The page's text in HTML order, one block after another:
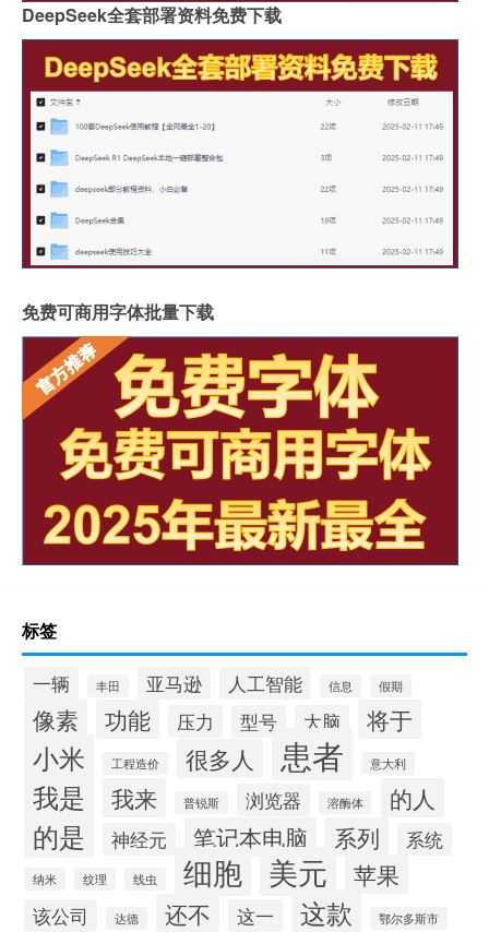
DeepSeek全套部署资料免费下载
免费可商用字体批量下载
标签
一辆 丰田 亚马逊 人工智能 信息 假期
像素 功能 压力 型号 大脑 将于
小米 工程造价 很多人 患者 意大利
我是 我来 普锐斯 浏览器 溶酶体 的人
的是 神经元 笔记本电脑 系列 系统
纳米 纹理 线虫 细胞 美元 苹果
该公司 达德 还不 这一 这款 鄂尔多斯市